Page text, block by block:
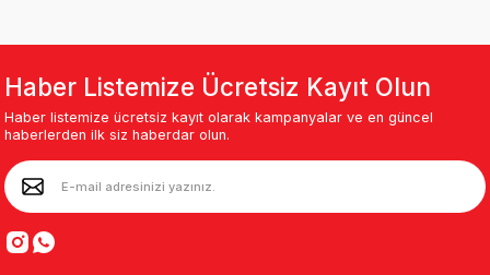
Haber Listemize Ücretsiz Kayıt Olun
Haber listemize ücretsiz kayıt olarak kampanyalar ve en güncel
haberlerden ilk siz haberdar olun.